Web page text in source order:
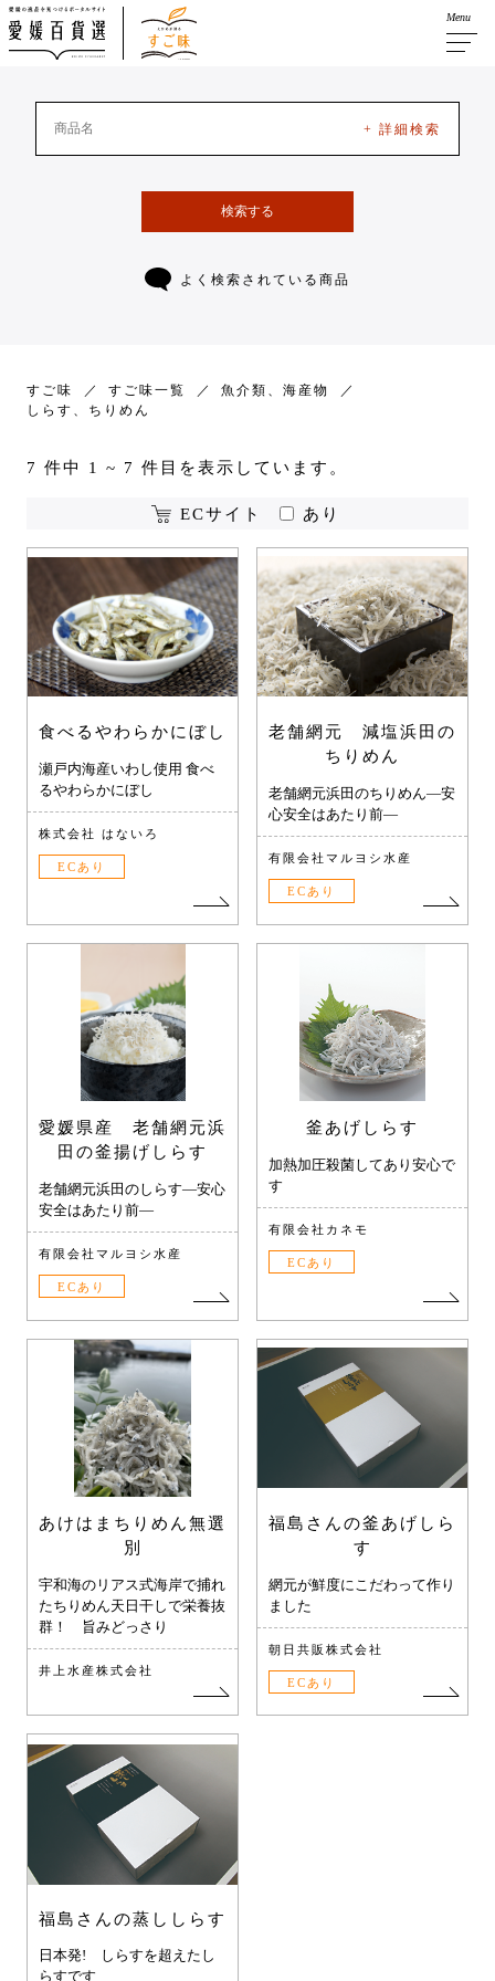
Menu
+ 詳細検索
検索する
よく検索されている商品
すご味 すご味一覧
魚介類、海産物
しらす、ちりめん
7 件中 1 ~ 7 件目を表示しています。
ECサイト あり
食べるやわらかにぼし
瀬戸内海産いわし使用 食べ
るやわらかにぼし
株式会社 はないろ
ECあり
老舗網元 減塩浜田の
ちりめん
老舗網元浜田のちりめん―安
心安全はあたり前―
有限会社マルヨシ水産
ECあり
愛媛県産 老舗網元浜
田の釜揚げしらす
老舗網元浜田のしらす―安心
安全はあたり前―
有限会社マルヨシ水産
ECあり
釜あげしらす
加熱加圧殺菌してあり安心で
す
有限会社カネモ
ECあり
あけはまちりめん無選
別
宇和海のリアス式海岸で捕れ
たちりめん天日干しで栄養抜
群！ 旨みどっさり
井上水産株式会社
福島さんの釜あげしら
す
網元が鮮度にこだわって作り
ました
朝日共販株式会社
ECあり
福島さんの蒸ししらす
日本発! しらすを超えたし
らすです